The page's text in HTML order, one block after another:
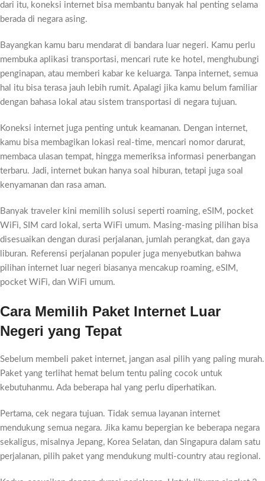
dari itu, koneksi internet bisa membantu banyak hal penting selama
berada di negara asing.
Bayangkan kamu baru mendarat di bandara luar negeri. Kamu perlu
membuka aplikasi transportasi, mencari rute ke hotel, menghubungi
penginapan, atau memberi kabar ke keluarga. Tanpa internet, semua
hal itu bisa terasa jauh lebih rumit. Apalagi jika kamu belum familiar
dengan bahasa lokal atau sistem transportasi di negara tujuan.
Koneksi internet juga penting untuk keamanan. Dengan internet,
kamu bisa membagikan lokasi real-time, mencari nomor darurat,
membaca ulasan tempat, hingga memeriksa informasi penerbangan
terbaru. Jadi, internet bukan hanya soal hiburan, tetapi juga soal
kenyamanan dan rasa aman.
Banyak traveler kini memilih solusi seperti roaming, eSIM, pocket
WiFi, SIM card lokal, serta WiFi umum. Masing-masing pilihan bisa
disesuaikan dengan durasi perjalanan, jumlah perangkat, dan gaya
liburan. Referensi perjalanan populer juga menyebutkan bahwa
pilihan internet luar negeri biasanya mencakup roaming, eSIM,
pocket WiFi, dan WiFi umum.
Cara Memilih Paket Internet Luar
Negeri yang Tepat
Sebelum membeli paket internet, jangan asal pilih yang paling murah.
Paket yang terlihat hemat belum tentu paling cocok untuk
kebutuhanmu. Ada beberapa hal yang perlu diperhatikan.
Pertama, cek negara tujuan. Tidak semua layanan internet
mendukung semua negara. Jika kamu bepergian ke beberapa negara
sekaligus, misalnya Jepang, Korea Selatan, dan Singapura dalam satu
perjalanan, pilih paket yang mendukung multi-country atau regional.